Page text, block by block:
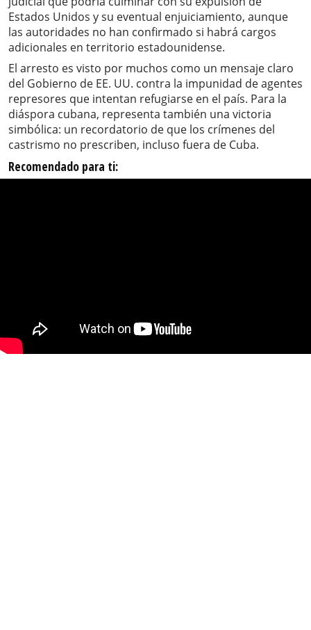
Estados Unidos y su eventual enjuiciamiento, aunque
las autoridades no han confirmado si habrá cargos
adicionales en territorio estadounidense.
El arresto es visto por muchos como un mensaje claro
del Gobierno de EE. UU. contra la impunidad de agentes
represores que intentan refugiarse en el país. Para la
diáspora cubana, representa también una victoria
simbólica: un recordatorio de que los crímenes del
castrismo no prescriben, incluso fuera de Cuba.
Recomendado para ti: